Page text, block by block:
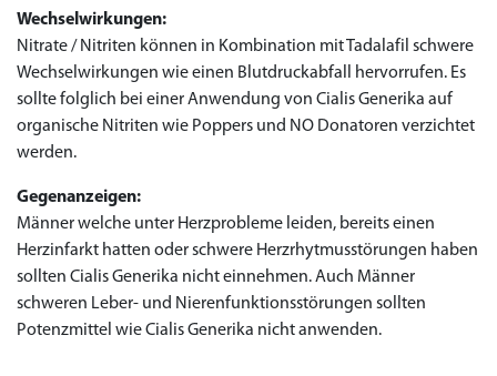
Wechselwirkungen:
Nitrate / Nitriten können in Kombination mit Tadalafil schwere
Wechselwirkungen wie einen Blutdruckabfall hervorrufen. Es
sollte folglich bei einer Anwendung von Cialis Generika auf
organische Nitriten wie Poppers und NO Donatoren verzichtet
werden.
Gegenanzeigen:
Männer welche unter Herzprobleme leiden, bereits einen
Herzinfarkt hatten oder schwere Herzrhytmusstörungen haben
sollten Cialis Generika nicht einnehmen. Auch Männer
schweren Leber- und Nierenfunktionsstörungen sollten
Potenzmittel wie Cialis Generika nicht anwenden.